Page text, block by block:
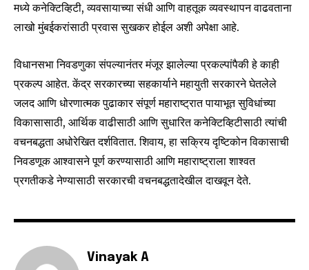
मध्ये कनेक्टिव्हिटी, व्यवसायाच्या संधी आणि वाहतूक व्यवस्थापन वाढवताना
लाखो मुंबईकरांसाठी प्रवास सुखकर होईल अशी अपेक्षा आहे.
विधानसभा निवडणुका संपल्यानंतर मंजूर झालेल्या प्रकल्पांपैकी हे काही
प्रकल्प आहेत. केंद्र सरकारच्या सहकार्याने महायुती सरकारने घेतलेले
जलद आणि धोरणात्मक पुढाकार संपूर्ण महाराष्ट्रात पायाभूत सुविधांच्या
विकासासाठी, आर्थिक वाढीसाठी आणि सुधारित कनेक्टिव्हिटीसाठी त्यांची
वचनबद्धता अधोरेखित दर्शवितात. शिवाय, हा सक्रिय दृष्टिकोन विकासाची
निवडणूक आश्वासने पूर्ण करण्यासाठी आणि महाराष्ट्राला शाश्वत
प्रगतीकडे नेण्यासाठी सरकारची वचनबद्धतादेखील दाखवून देते.
Vinayak A